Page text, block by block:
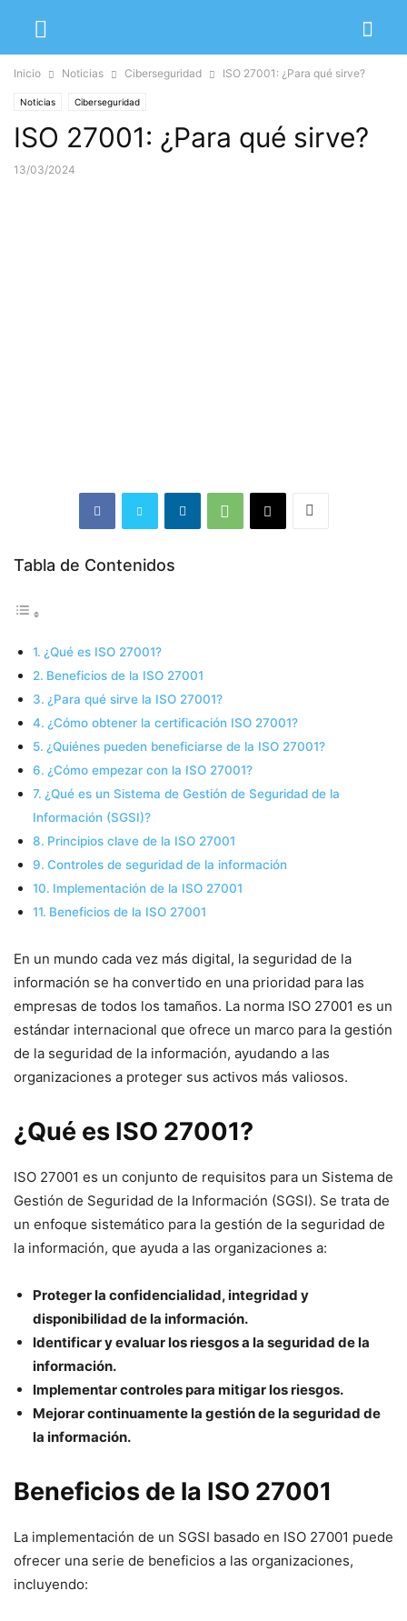
Inicio Noticias Ciberseguridad ISO 27001: ¿Para qué sirve?
Noticias Ciberseguridad
ISO 27001: ¿Para qué sirve?
13/03/2024
Tabla de Contenidos
¿Qué es ISO 27001?
Beneficios de la ISO 27001
¿Para qué sirve la ISO 27001?
¿Cómo obtener la certificación ISO 27001?
¿Quiénes pueden beneficiarse de la ISO 27001?
¿Cómo empezar con la ISO 27001?
¿Qué es un Sistema de Gestión de Seguridad de la
Información (SGSI)?
Principios clave de la ISO 27001
Controles de seguridad de la información
Implementación de la ISO 27001
Beneficios de la ISO 27001
En un mundo cada vez más digital, la seguridad de la
información se ha convertido en una prioridad para las
empresas de todos los tamaños. La norma ISO 27001 es un
estándar internacional que ofrece un marco para la gestión
de la seguridad de la información, ayudando a las
organizaciones a proteger sus activos más valiosos.
¿Qué es ISO 27001?
ISO 27001 es un conjunto de requisitos para un Sistema de
Gestión de Seguridad de la Información (SGSI). Se trata de
un enfoque sistemático para la gestión de la seguridad de
la información, que ayuda a las organizaciones a:
Proteger la confidencialidad, integridad y
disponibilidad de la información.
Identificar y evaluar los riesgos a la seguridad de la
información.
Implementar controles para mitigar los riesgos.
Mejorar continuamente la gestión de la seguridad de
la información.
Beneficios de la ISO 27001
La implementación de un SGSI basado en ISO 27001 puede
ofrecer una serie de beneficios a las organizaciones,
incluyendo: